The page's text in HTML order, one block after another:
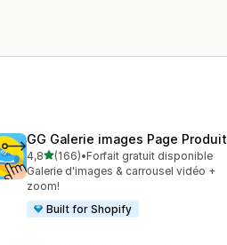
GG Galerie images Page Produit
4,8étoile(s) sur 5
(166)
166 avis au total
•Forfait gratuit disponible
Galerie d'images & carrousel vidéo +
zoom!
Built for Shopify